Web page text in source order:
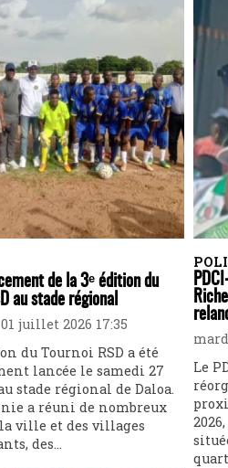
de la 3ᵉ édition du
au stade régional
juillet 2026 17:35
du Tournoi RSD a été
lancée le samedi 27
stade régional de Daloa.
a réuni de nombreux
ville et des villages
des...
Le